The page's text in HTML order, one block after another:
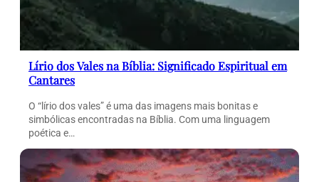
Lírio dos Vales na Bíblia: Significado Espiritual em
Cantares
O “lírio dos vales” é uma das imagens mais bonitas e
simbólicas encontradas na Bíblia. Com uma linguagem
poética e…